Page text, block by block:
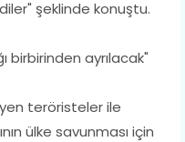
şeklinde konuştu.
birbirinden ayrılacak"
teröristeler ile
ülke savunması için